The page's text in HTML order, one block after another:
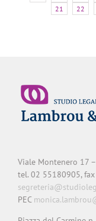
21
22
Viale Montenero 17
tel. 02 55180905,
PEC